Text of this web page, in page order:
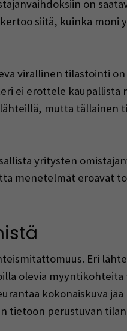
on
siitä, kuinka moni
virallinen tilastointi
ei erottele kaupallista
mutta tällainen
yritysten
menetelmät eroavat
Eri
olevia myyntikohteita
kokonaiskuva jää
tietoon perustuvan